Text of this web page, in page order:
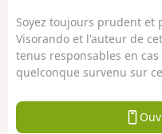
Soyez toujours prudent et
Visorando et l'auteur de
tenus responsables en
quelconque survenu sur